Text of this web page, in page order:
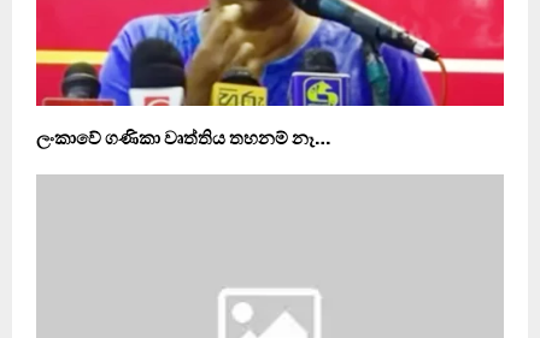
ලංකාවේ ගණිකා වෘත්තිය තහනම් නෑ…